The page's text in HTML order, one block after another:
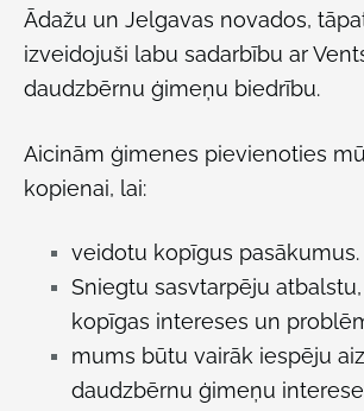
Ādažu un Jelgavas novados,
izveidojuši labu sadarbību ar
daudzbērnu ģimeņu biedrību.
Aicinām ģimenes pievienoties
kopienai, lai:
veidotu kopīgus pasākumus.
Sniegtu sasvtarpēju
kopīgas intereses un
mums būtu vairāk iespēju
daudzbērnu ģimeņu